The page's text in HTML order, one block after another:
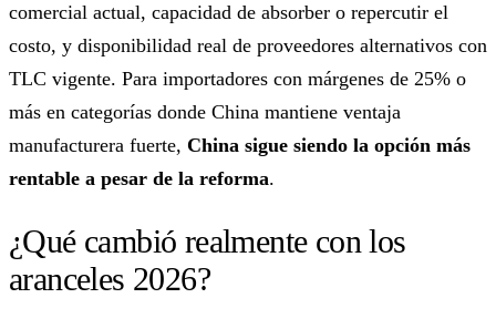
comercial actual, capacidad de absorber o repercutir el
costo, y disponibilidad real de proveedores alternativos con
TLC vigente. Para importadores con márgenes de 25% o
más en categorías donde China mantiene ventaja
manufacturera fuerte, China sigue siendo la opción más
rentable a pesar de la reforma.
¿Qué cambió realmente con los
aranceles 2026?